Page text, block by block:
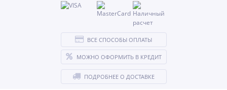
ВСЕ СПОСОБЫ ОПЛАТЫ
МОЖНО ОФОРМИТЬ В КРЕДИТ
ПОДРОБНЕЕ О ДОСТАВКЕ